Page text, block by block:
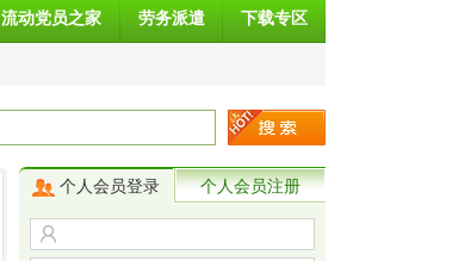
流动党员之家 劳务派遣 下载专区
个人会员登录 个人会员注册